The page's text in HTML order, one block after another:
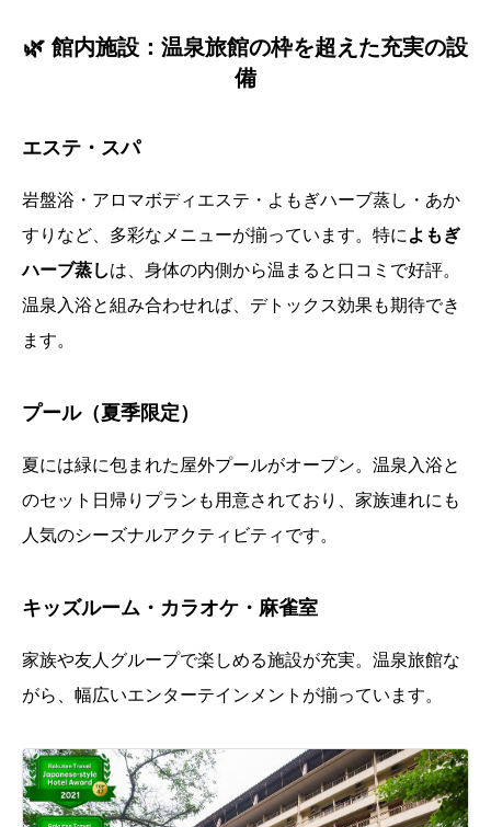
🌿 館内施設：温泉旅館の枠を超えた充実の設
備
エステ・スパ
岩盤浴・アロマボディエステ・よもぎハーブ蒸し・あか
すりなど、多彩なメニューが揃っています。特に よもぎ
ハーブ蒸しは、身体の内側から温まると口コミで好評。
温泉入浴と組み合わせれば、デトックス効果も期待でき
ます。
プール（夏季限定）
夏には緑に包まれた屋外プールがオープン。温泉入浴と
のセット日帰りプランも用意されており、家族連れにも
人気のシーズナルアクティビティです。
キッズルーム・カラオケ・麻雀室
家族や友人グループで楽しめる施設が充実。温泉旅館な
がら、幅広いエンターテインメントが揃っています。